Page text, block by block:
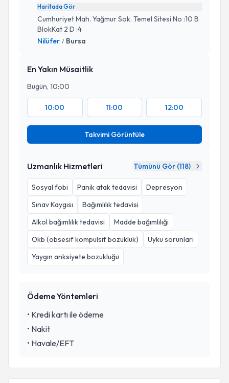
Haritada Gör
Cumhuriyet Mah. Yağmur Sok. Temel Sitesi No :10 B
BlokKat 2 D :4
Nilüfer / Bursa
En Yakın Müsaitlik
Bugün, 10:00
10:00 11:00 12:00
Takvimi Görüntüle
Uzmanlık Hizmetleri Tümünü Gör (118)
Sosyal fobi Panik atak tedavisi
Depresyon
Sınav Kaygısı
Bağımlılık tedavisi
Alkol bağımlılık tedavisi
Madde bağımlılığı
Okb (obsesif kompulsif bozukluk)
Uyku sorunları
Yaygın anksiyete bozukluğu
Ödeme Yöntemleri
• Kredi kartı ile ödeme
• Nakit
• Havale/EFT